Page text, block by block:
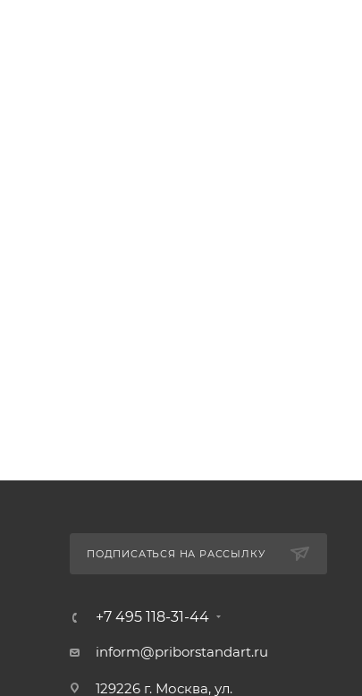
ПОДПИСАТЬСЯ НА РАССЫЛКУ
+7 495 118-31-44
inform@priborstandart.ru
129226 г. Москва, ул.